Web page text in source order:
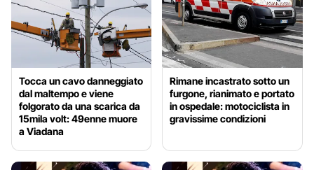
Tocca un cavo danneggiato
dal maltempo e viene
folgorato da una scarica da
15mila volt: 49enne muore
a Viadana
Rimane incastrato sotto un
furgone, rianimato e portato
in ospedale: motociclista in
gravissime condizioni